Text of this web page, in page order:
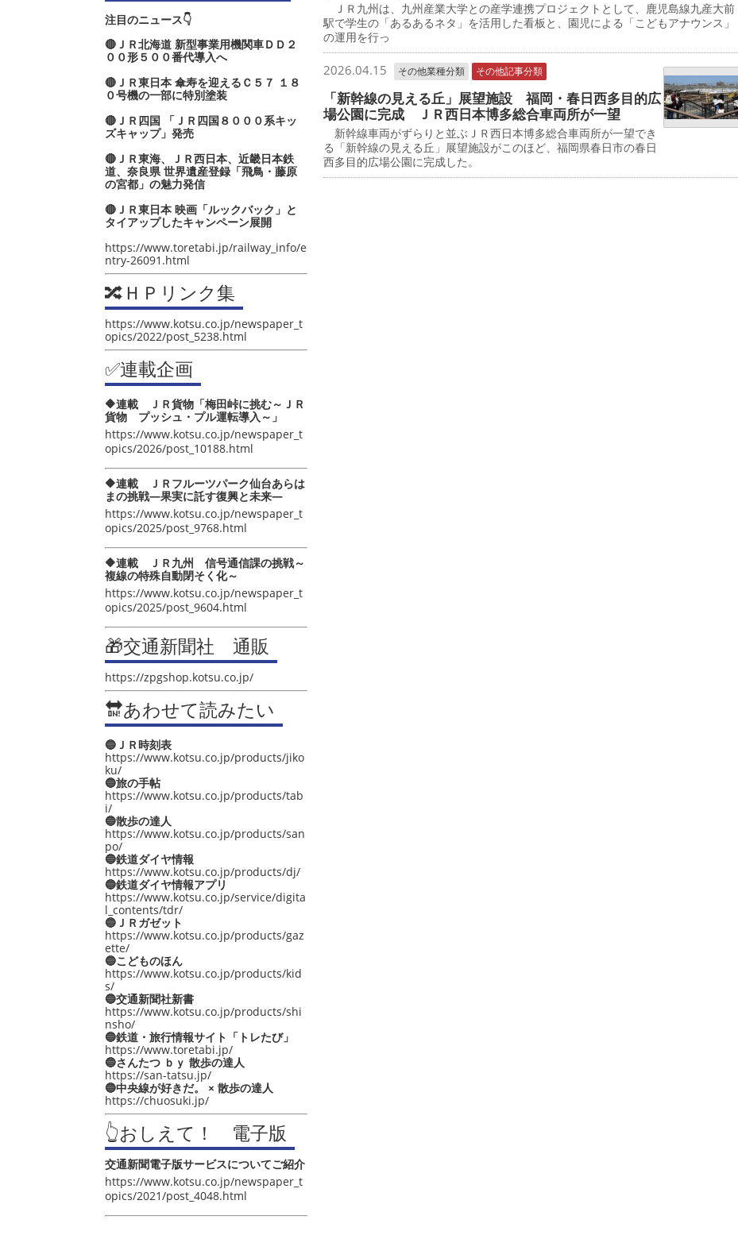
注目のニュース👇
🔴ＪＲ北海道 新型事業用機関車ＤＤ２
００形５００番代導入へ
🔴ＪＲ東日本 傘寿を迎えるＣ５７ １８
０号機の一部に特別塗装
🔴ＪＲ四国 「ＪＲ四国８０００系キッ
ズキャップ」発売
🔴ＪＲ東海、ＪＲ西日本、近畿日本鉄
道、奈良県 世界遺産登録「飛鳥・藤原
の宮都」の魅力発信
🔴ＪＲ東日本 映画「ルックバック」と
タイアップしたキャンペーン展開
https://www.toretabi.jp/railway_info/e
ntry-26091.html
🔀ＨＰリンク集
https://www.kotsu.co.jp/newspaper_t
opics/2022/post_5238.html
✅連載企画
🔶連載 ＪＲ貨物「梅田峠に挑む～ＪＲ
貨物 プッシュ・プル運転導入～」
https://www.kotsu.co.jp/newspaper_t
opics/2026/post_10188.html
🔶連載 ＪＲフルーツパーク仙台あらは
まの挑戦―果実に託す復興と未来―
https://www.kotsu.co.jp/newspaper_t
opics/2025/post_9768.html
🔶連載 ＪＲ九州 信号通信課の挑戦～
複線の特殊自動閉そく化～
https://www.kotsu.co.jp/newspaper_t
opics/2025/post_9604.html
🎁交通新聞社 通販
https://zpgshop.kotsu.co.jp/
🔛あわせて読みたい
🔵ＪＲ時刻表
https://www.kotsu.co.jp/products/jiko
ku/
🔵旅の手帖
https://www.kotsu.co.jp/products/tab
i/
🔵散歩の達人
https://www.kotsu.co.jp/products/san
po/
🔵鉄道ダイヤ情報
https://www.kotsu.co.jp/products/dj/
🔵鉄道ダイヤ情報アプリ
https://www.kotsu.co.jp/service/digita
l_contents/tdr/
🔵ＪＲガゼット
https://www.kotsu.co.jp/products/gaz
ette/
🔵こどものほん
https://www.kotsu.co.jp/products/kid
s/
🔵交通新聞社新書
https://www.kotsu.co.jp/products/shi
nsho/
🔵鉄道・旅行情報サイト「トレたび」
https://www.toretabi.jp/
🔵さんたつ ｂｙ 散歩の達人
https://san-tatsu.jp/
🔵中央線が好きだ。 × 散歩の達人
https://chuosuki.jp/
👆おしえて！ 電子版
交通新聞電子版サービスについてご紹介
https://www.kotsu.co.jp/newspaper_t
opics/2021/post_4048.html
ＪＲ九州は、九州産業大学との産学連携プロジェクトとして、鹿児島線九産大前
駅で学生の「あるあるネタ」を活用した看板と、園児による「こどもアナウンス」
の運用を行っ
2026.04.15 その他業種分類 その他記事分類
「新幹線の見える丘」展望施設 福岡・春日西多目的広
場公園に完成 ＪＲ西日本博多総合車両所が一望
新幹線車両がずらりと並ぶＪＲ西日本博多総合車両所が一望でき
る「新幹線の見える丘」展望施設がこのほど、福岡県春日市の春日
西多目的広場公園に完成した。